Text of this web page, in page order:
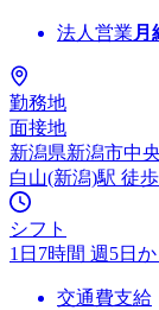
法人営業 月
勤務地
面接地
新潟県新潟市中
白山(新潟)駅 徒
シフト
1日7時間 週5日
交通費支給